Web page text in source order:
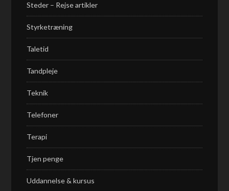
Steder – Rejse artikler
Styrketræning
Taletid
Tandpleje
Teknik
Telefoner
Terapi
Tjen penge
Uddannelse & kursus